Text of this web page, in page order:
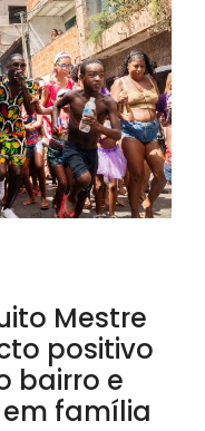
Mestre
positivo
bairro e
família